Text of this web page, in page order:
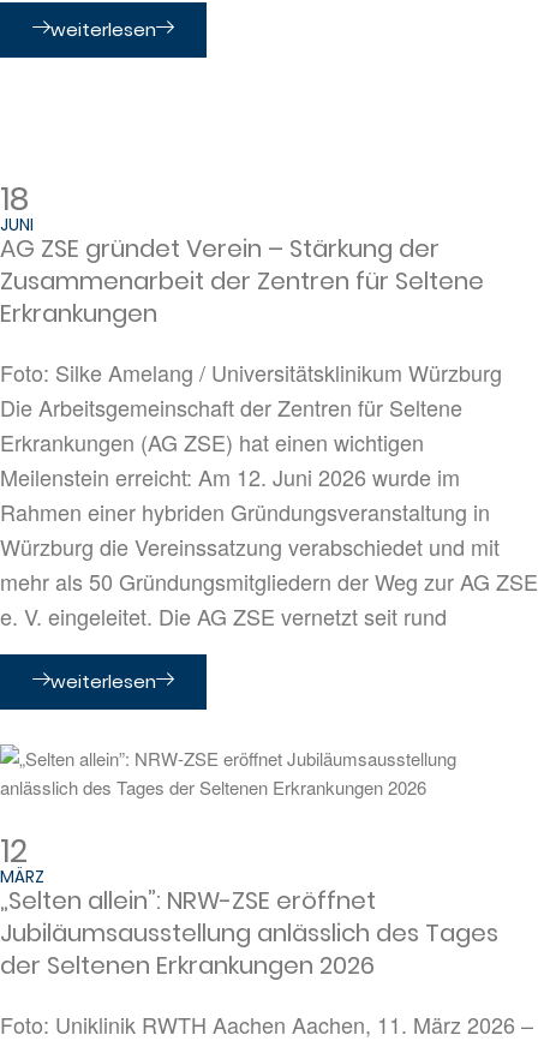
weiterlesen
18
JUNI
AG ZSE gründet Verein – Stärkung der
Zusammenarbeit der Zentren für Seltene
Erkrankungen
Foto: Silke Amelang / Universitätsklinikum Würzburg
Die Arbeitsgemeinschaft der Zentren für Seltene
Erkrankungen (AG ZSE) hat einen wichtigen
Meilenstein erreicht: Am 12. Juni 2026 wurde im
Rahmen einer hybriden Gründungsveranstaltung in
Würzburg die Vereinssatzung verabschiedet und mit
mehr als 50 Gründungsmitgliedern der Weg zur AG ZSE
e. V. eingeleitet. Die AG ZSE vernetzt seit rund
weiterlesen
12
MÄRZ
„Selten allein”: NRW-ZSE eröffnet
Jubiläumsausstellung anlässlich des Tages
der Seltenen Erkrankungen 2026
Foto: Uniklinik RWTH Aachen Aachen, 11. März 2026 –